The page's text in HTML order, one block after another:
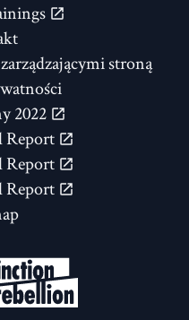
stroną
2022
Report
Report
Report